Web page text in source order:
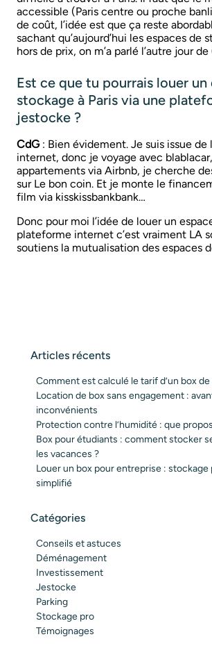
accessible (Paris centre ou proche
de coût, l’idée est que ça reste
sachant qu’aujourd’hui les espaces de
hors de prix, on m’a parlé l’autre jour
Est ce que tu pourrais louer un
stockage à Paris via une
jestocke ?
CdG: Bien évidement. Je suis issue de
internet, donc je voyage avec
appartements via Airbnb, je cherche
sur Le bon coin. Et je monte le
film via kisskissbankbank…
Donc pour moi l’idée de louer un
plateforme internet c’est vraiment LA
soutiens la mutualisation des espaces
Articles récents
Comment est calculé le tarif d’un box
Location de box sans engagement :
inconvénients
Protection contre l’humidité : que
Box pour étudiants : comment stocker
les vacances ?
Louer un box pour entreprise :
simplifié
Catégories
Conseils et astuces
Déménagement
Investissement
Jestocke
Parking
Stockage pro
Témoignages